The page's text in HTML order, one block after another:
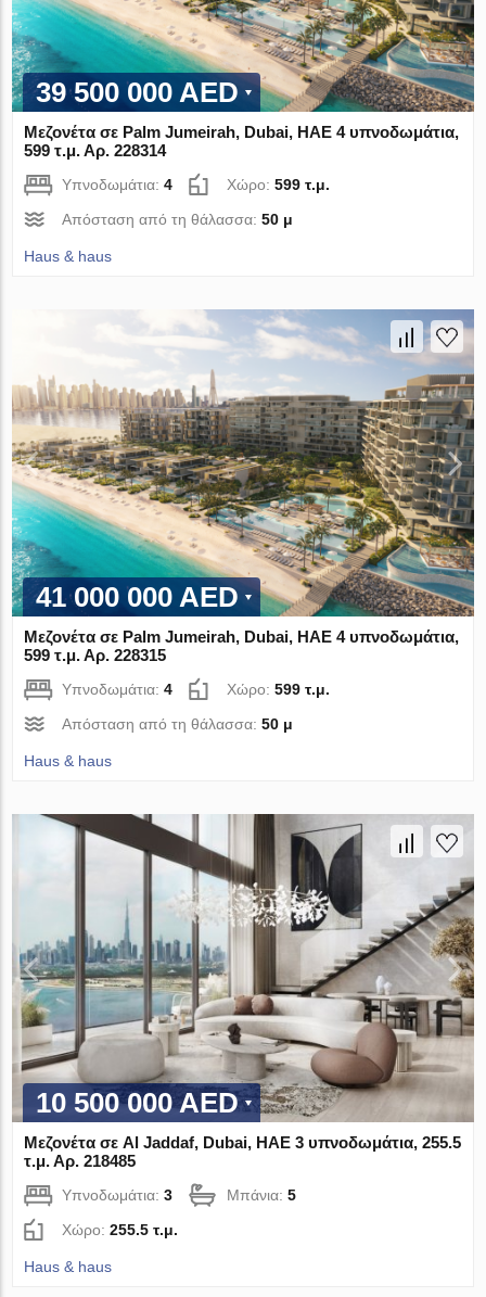
39 500 000 AED
Μεζονέτα σε Palm Jumeirah, Dubai, ΗΑΕ 4 υπνοδωμάτια,
599 τ.μ. Αρ. 228314
Υπνοδωμάτια:4 Χώρο:599 τ.μ.
Απόσταση από τη θάλασσα:50 μ
Haus & haus
41 000 000 AED
Μεζονέτα σε Palm Jumeirah, Dubai, ΗΑΕ 4 υπνοδωμάτια,
599 τ.μ. Αρ. 228315
Υπνοδωμάτια:4 Χώρο:599 τ.μ.
Απόσταση από τη θάλασσα:50 μ
Haus & haus
10 500 000 AED
Μεζονέτα σε Al Jaddaf, Dubai, ΗΑΕ 3 υπνοδωμάτια, 255.5
τ.μ. Αρ. 218485
Υπνοδωμάτια:3 Μπάνια:5
Χώρο:255.5 τ.μ.
Haus & haus